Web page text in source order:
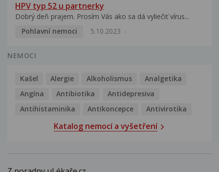
HPV typ 52 u partnerky
Dobrý deň prajem. Prosím Vás ako sa dá vyliečiť vírus...
Pohlavní nemoci
5.10.2023
NEMOCI
Kašel Alergie Alkoholismus
Analgetika
Angína
Antibiotika
Antidepresiva
Antihistaminika
Antikoncepce Antivirotika
Katalog nemocí a vyšetření